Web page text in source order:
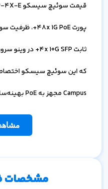
ثابت 4x 10G SFP+ در وینو سرور،
که این سوئیچ سیسکو
Campus مجهز به PoE بهینه‌سازی شده است.
مشخصات